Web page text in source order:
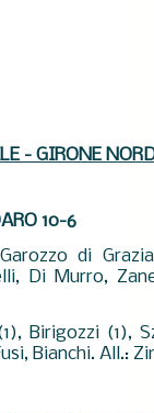
- GIRONE
10-6
di
Di Murro,
Birigozzi (1),
Bianchi. All.: